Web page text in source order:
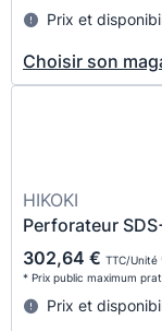
Prix et
Choisir son
HIKOKI
Perforateur
302,64 € TTC/Unité
* Prix public maximum
Prix et